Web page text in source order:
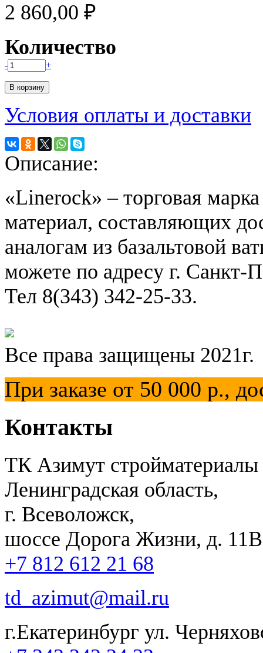
2 860,00 ₽
Количество
- +
Условия оплаты и доставки
Описание:
«Linerock» – торговая
материал, составляющих
аналогам из базальтовой
можете по адресу г. Санкт-
Тел 8(343) 342-25-33.
Все права защищены 2021г.
При заказе от 50 000 р.,
Контакты
ТК Азимут стройматериалы
Ленинградская область,
г. Всеволожск,
шоссе Дорога Жизни, д.
+7 812 612 21 68
td_azimut@mail.ru
г.Екатеринбург ул.